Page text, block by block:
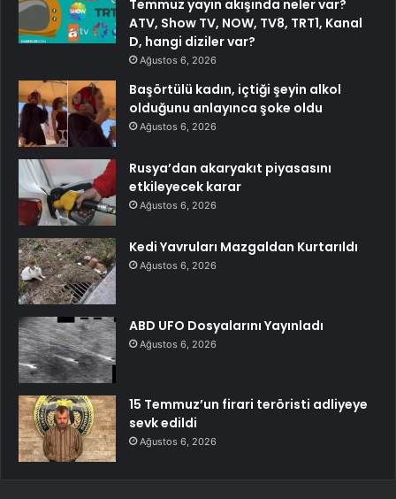
Temmuz yayın akışında neler var?
ATV, Show TV, NOW, TV8, TRT1, Kanal
D, hangi diziler var?
Ağustos 6, 2026
Başörtülü kadın, içtiği şeyin alkol
olduğunu anlayınca şoke oldu
Ağustos 6, 2026
Rusya’dan akaryakıt piyasasını
etkileyecek karar
Ağustos 6, 2026
Kedi Yavruları Mazgaldan Kurtarıldı
Ağustos 6, 2026
ABD UFO Dosyalarını Yayınladı
Ağustos 6, 2026
15 Temmuz’un firari teröristi adliyeye
sevk edildi
Ağustos 6, 2026